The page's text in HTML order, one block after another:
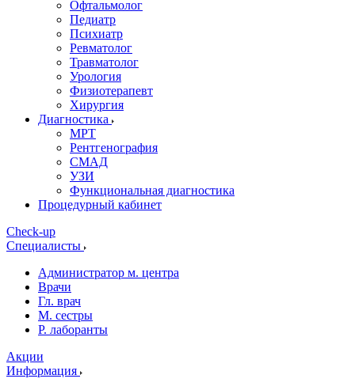
Офтальмолог
Педиатр
Психиатр
Ревматолог
Травматолог
Урология
Физиотерапевт
Хирургия
Диагностика
МРТ
Рентгенография
СМАД
УЗИ
Функциональная диагностика
Процедурный кабинет
Cheсk-up
Специалисты
Администратор м. центра
Врачи
Гл. врач
М. сестры
Р. лаборанты
Акции
Информация